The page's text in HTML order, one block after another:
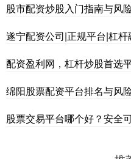
股市配资炒股入门指南与风
遂宁配资公司|正规平台|杠杆
配资盈利网，杠杆炒股首选
绵阳股票配资平台排名与风
股票交易平台哪个好？安全